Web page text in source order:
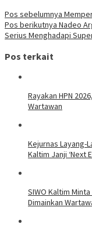
Pos sebelumnya
Pos berikutnya Nadeo
Serius Menghadapi
Pos terkait
Rayakan HPN
Wartawan
Kejurnas Layang-
Kaltim Janji ‘Next
SIWO Kaltim
Dimainkan